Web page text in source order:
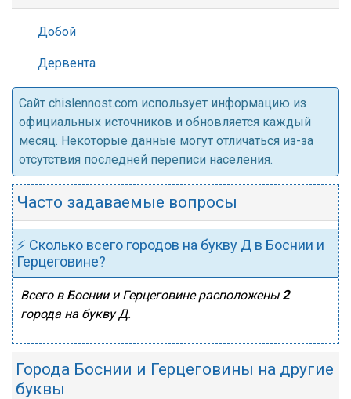
Добой
Дервента
Cайт chislennost.com использует информацию из
официальных источников и обновляется каждый
месяц. Некоторые данные могут отличаться из-за
отсутствия последней переписи населения.
Часто задаваемые вопросы
⚡ Сколько всего городов на букву Д в Боснии и
Герцеговине?
Всего в Боснии и Герцеговине расположены 2
города на букву Д.
Города Боснии и Герцеговины на другие
буквы